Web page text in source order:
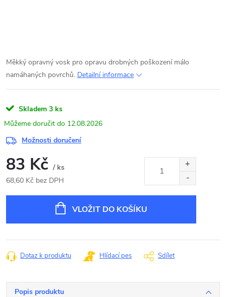
Měkký opravný vosk pro opravu drobných poškození málo
namáhaných povrchů. Detailní informace
Skladem 3 ks
12.08.2026
Možnosti doručení
83 Kč / ks
68,60 Kč bez DPH
VLOŽIT DO KOŠÍKU
Dotaz k produktu Hlídací pes Sdílet
Popis produktu